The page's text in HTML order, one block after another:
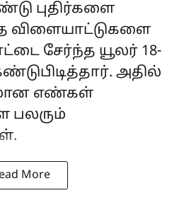
புதிர்களை
விளையாட்டுகளை
சேர்ந்த யூலர் 18-
அதில்
எண்கள்
பலரும்
More